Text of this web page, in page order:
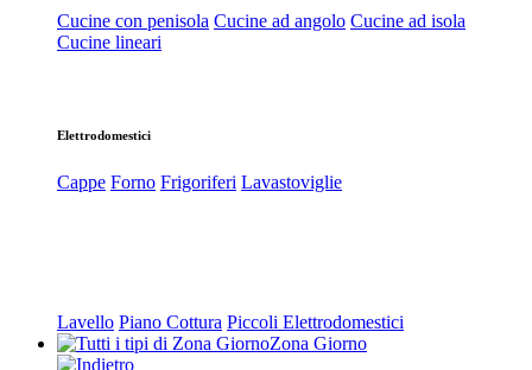
Cucine con penisola Cucine ad angolo Cucine ad isola
Cucine lineari
Elettrodomestici
Cappe Forno Frigoriferi Lavastoviglie
Lavello Piano Cottura Piccoli Elettrodomestici
Zona Giorno